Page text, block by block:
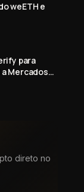
weETH e
para
Mercados
direto no